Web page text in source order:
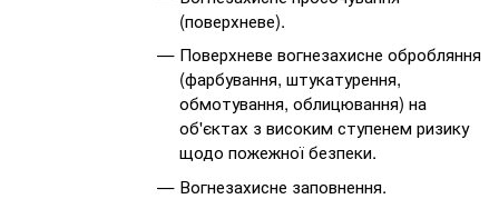
(поверхневе).
Поверхневе вогнезахисне обробляння
(фарбування, штукатурення,
обмотування, облицювання) на
об'єктах з високим ступенем ризику
щодо пожежної безпеки.
Вогнезахисне заповнення.